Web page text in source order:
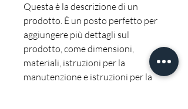
Questa è la descrizione di un
prodotto. È un posto perfetto per
aggiungere più dettagli sul
prodotto, come dimensioni,
materiali, istruzioni per la
manutenzione e istruzioni per la